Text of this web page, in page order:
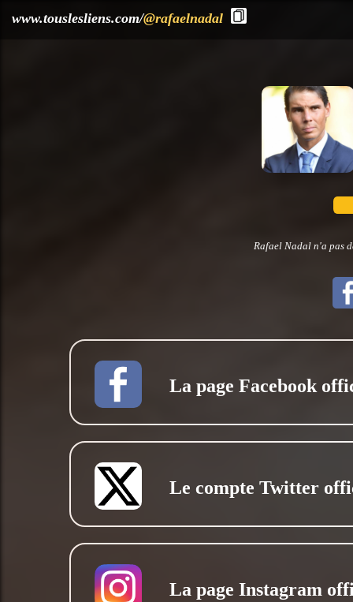
www.touslesliens.com/@rafaelnadal
Rafael Nadal n'a pas
La page Facebook
Le compte Twitter
La page Instagram